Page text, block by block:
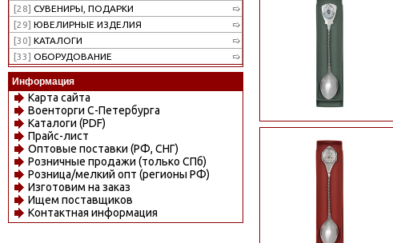
[28] СУВЕНИРЫ, ПОДАРКИ
[29] ЮВЕЛИРНЫЕ ИЗДЕЛИЯ
[30] КАТАЛОГИ
[33] ОБОРУДОВАНИЕ
Информация
Карта сайта
Военторги С-Петербурга
Каталоги (PDF)
Прайс-лист
Оптовые поставки (РФ, СНГ)
Розничные продажи (только СПб)
Розница/мелкий опт (регионы РФ)
Изготовим на заказ
Ищем поставщиков
Контактная информация